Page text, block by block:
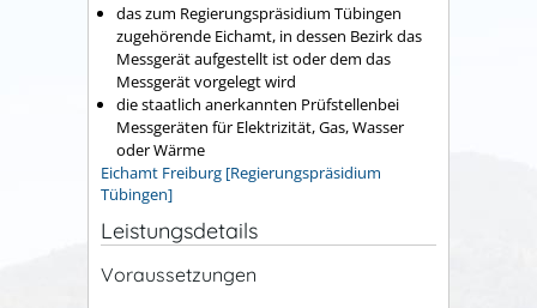
das zum Regierungspräsidium Tübingen
zugehörende Eichamt, in dessen Bezirk das
Messgerät aufgestellt ist oder dem das
Messgerät vorgelegt wird
die staatlich anerkannten Prüfstellenbei
Messgeräten für Elektrizität, Gas, Wasser
oder Wärme
Eichamt Freiburg [Regierungspräsidium
Tübingen]
Leistungsdetails
Voraussetzungen